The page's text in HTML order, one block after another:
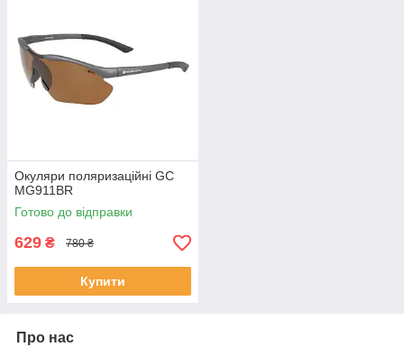
Окуляри поляризаційні GC
MG911BR
Готово до відправки
629 ₴ 780 ₴
Купити
Про нас